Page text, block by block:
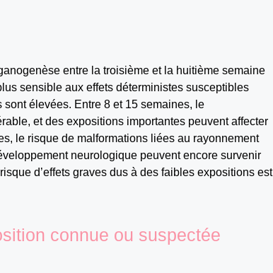
entre la troisième et la huitième semaine
sensible aux effets déterministes susceptibles
élevées. Entre 8 et 15 semaines, le
et des expositions importantes peuvent affecter
le risque de malformations liées au rayonnement
neurologique peuvent encore survenir
d’effets graves dus à des faibles expositions est
connue ou suspectée